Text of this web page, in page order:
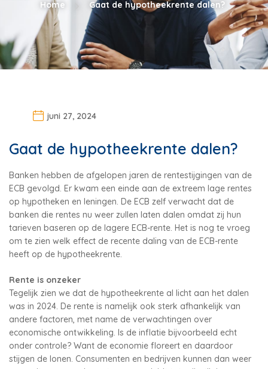
Home Gaat de hypotheekrente dalen?
juni 27, 2024
Gaat de hypotheekrente dalen?
Banken hebben de afgelopen jaren de rentestijgingen van de
ECB gevolgd. Er kwam een einde aan de extreem lage rentes
op hypotheken en leningen. De ECB zelf verwacht dat de
banken die rentes nu weer zullen laten dalen omdat zij hun
tarieven baseren op de lagere ECB-rente. Het is nog te vroeg
om te zien welk effect de recente daling van de ECB-rente
heeft op de hypotheekrente.
Rente is onzeker
Tegelijk zien we dat de hypotheekrente al licht aan het dalen
was in 2024. De rente is namelijk ook sterk afhankelijk van
andere factoren, met name de verwachtingen over
economische ontwikkeling. Is de inflatie bijvoorbeeld echt
onder controle? Want de economie floreert en daardoor
stijgen de lonen. Consumenten en bedrijven kunnen dan weer